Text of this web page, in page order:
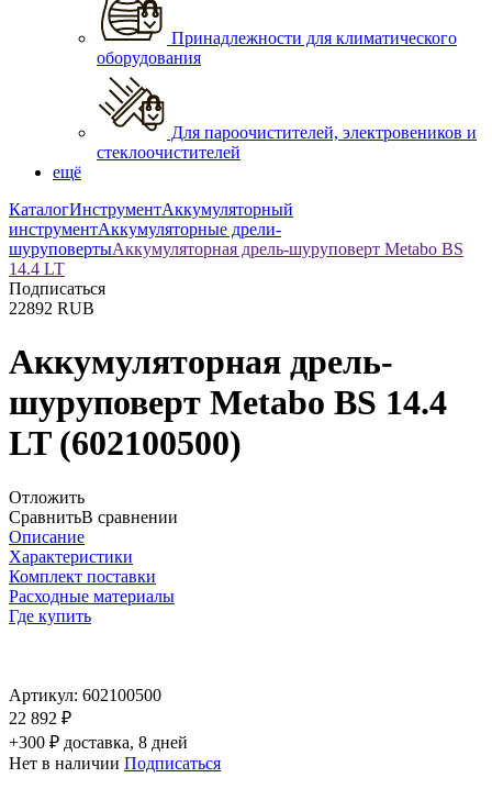
Принадлежности для климатического
оборудования
Для пароочистителей, электровеников и
стеклоочистителей
ещё
КаталогИнструментАккумуляторный
инструментАккумуляторные дрели-
шуруповертыАккумуляторная дрель-шуруповерт Metabo BS
14.4 LT
Подписаться
22892 RUB
Аккумуляторная дрель-
шуруповерт Metabo BS 14.4
LT(602100500)
Отложить
СравнитьВ сравнении
Описание
Характеристики
Комплект поставки
Расходные материалы
Где купить
Артикул: 602100500
22 892 ₽
+300 ₽ доставка, 8 дней
Нет в наличии Подписаться